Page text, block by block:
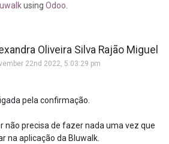
using Odoo.
Oliveira Silva Rajão Miguel
22nd 2022, 5:03:29 pm
pela confirmação.
não precisa de fazer nada uma vez que
na aplicação da Bluwalk.